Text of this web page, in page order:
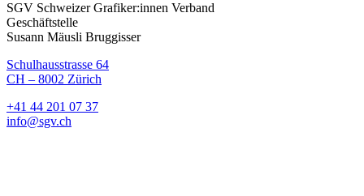
SGV Schweizer Grafiker:innen Verband
Geschäftstelle
Susann Mäusli Bruggisser
Schulhausstrasse 64
CH – 8002 Zürich
+41 44 201 07 37
info@sgv.ch